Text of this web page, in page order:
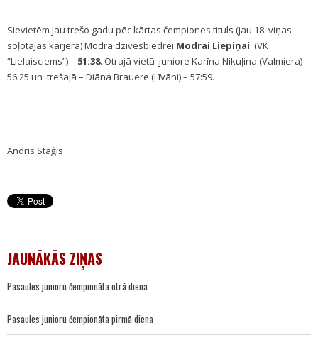
Sievietēm jau trešo gadu pēc kārtas čempiones tituls (jau 18. viņas
soļotājas karjerā) Modra dzīvesbiedrei Modrai Liepiņai (VK
“Lielaisciems”) – 51:38. Otrajā vietā juniore Karīna Nikuļina (Valmiera) –
56:25 un trešajā – Diāna Brauere (Līvāni) – 57:59.
Andris Staģis
JAUNĀKĀS ZIŅAS
Pasaules junioru čempionāta otrā diena
Pasaules junioru čempionāta pirmā diena